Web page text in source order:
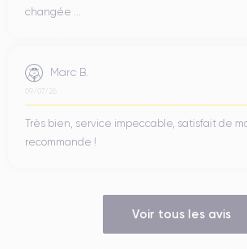
changée ...
Marc B.
09/07/26
Très bien, service impeccable, satisfait de
recommande !
Voir tous les avis